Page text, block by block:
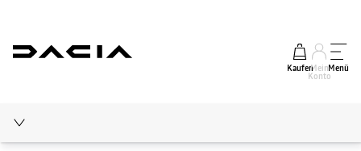
KaufenMein
Konto
Menü